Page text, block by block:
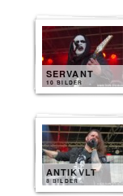
SERVANT
10 BILDER
ANTIKVLT
8 BILDER